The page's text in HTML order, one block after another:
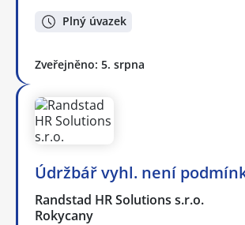
Plný úvazek
Zveřejněno: 5. srpna
Údržbář vyhl. není
Randstad HR Solutions s.r.o.
Rokycany